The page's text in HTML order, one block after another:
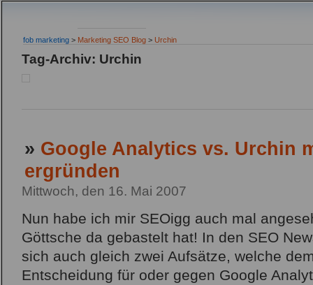
fob marketing > Marketing SEO Blog > Urchin
Tag-Archiv: Urchin
» Google Analytics vs. Urchin
ergründen
Mittwoch, den 16. Mai 2007
Nun habe ich mir SEOigg auch mal
Göttsche da gebastelt hat! In den SEO
sich auch gleich zwei Aufsätze, welche
Entscheidung für oder gegen Google